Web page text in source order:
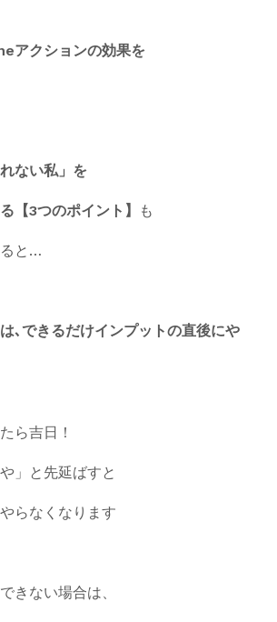
アクションの効果を
ない私」を
【3つのポイント】 も
と…
､できるだけインプットの直後にや
ら吉日！
」と先延ばすと
らなくなります
きない場合は、